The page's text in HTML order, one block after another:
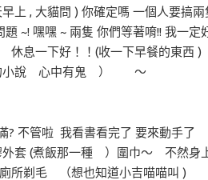
上 , 大貓問 ) 你確定嗎 一個人要搞
~! 嘿嘿 ~ 兩隻 你們等著唷!! 我一定
休息一下好！！(收一下早餐的東西 )
的小說 心中有鬼 ） ～
? 不管啦 我看書看完了 要來動手了
外套 (煮飯那一種 ）圍巾～ 不然身
剃毛 （想也知道小吉喵喵叫 )